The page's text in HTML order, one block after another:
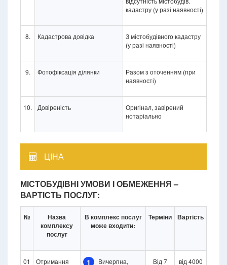
кадастру (у разі наявності)
8. Кадастрова довідка
З містобудівного кадастру
(у разі наявності)
9. Фотофіксація ділянки
Разом з оточенням (при
наявності)
10. Довіреність
Оригінал, завірений
нотаріально
ЦІНА
МІСТОБУДІВНІ УМОВИ І ОБМЕЖЕННЯ –
ВАРТІСТЬ ПОСЛУГ:
№
Назва
комплексу
послуг
В комплекс послуг
може входити:
Терміни Вартість
01
Отримання
1
Вичерпна,
Від 7
від 4000